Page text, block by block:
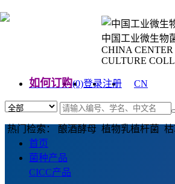
中国工业微生物
CHINA
CULTURE
如何订购(0)登录注册
CN
热门检索： 酿酒酵母 植物乳植杆菌
首页
菌种产品
CICC产品